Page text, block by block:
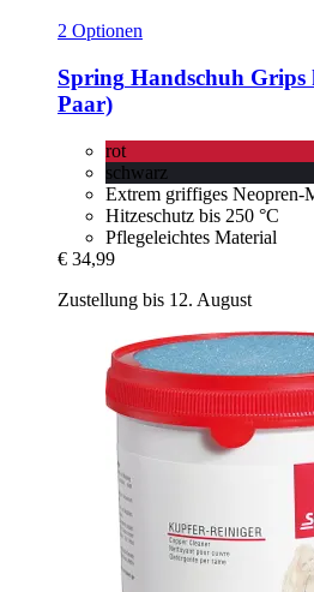
2 Optionen
Spring Handschuh Grips
Paar)
rot
schwarz
Extrem griffiges Neopren-
Hitzeschutz bis 250 °C
Pflegeleichtes Material
€ 34,99
Zustellung bis 12. August